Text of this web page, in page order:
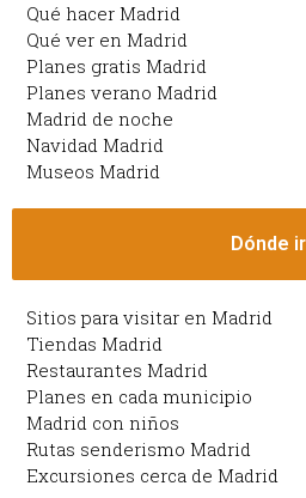
Qué hacer Madrid
Qué ver en Madrid
Planes gratis Madrid
Planes verano Madrid
Madrid de noche
Navidad Madrid
Museos Madrid
Dónde ir
Sitios para visitar en Madrid
Tiendas Madrid
Restaurantes Madrid
Planes en cada municipio
Madrid con niños
Rutas senderismo Madrid
Excursiones cerca de Madrid